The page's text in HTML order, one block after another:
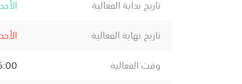
تاريخ بداية الفعالية
الأحد ، 06
تاريخ نهاية الفعالية
الأحد ، 06
وقت الفعالية
6:00 م -